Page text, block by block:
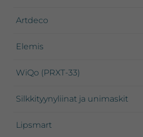
Artdeco
Elemis
WiQo (PRXT-33)
Silkkityynyliinat ja unimaskit
Lipsmart